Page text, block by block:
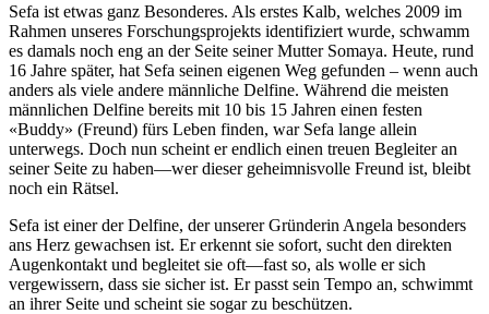
Sefa ist etwas ganz Besonderes. Als erstes Kalb, welches 2009 im
Rahmen unseres Forschungsprojekts identifiziert wurde, schwamm
es damals noch eng an der Seite seiner Mutter Somaya. Heute, rund
16 Jahre später, hat Sefa seinen eigenen Weg gefunden – wenn auch
anders als viele andere männliche Delfine. Während die meisten
männlichen Delfine bereits mit 10 bis 15 Jahren einen festen
«Buddy» (Freund) fürs Leben finden, war Sefa lange allein
unterwegs. Doch nun scheint er endlich einen treuen Begleiter an
seiner Seite zu haben—wer dieser geheimnisvolle Freund ist, bleibt
noch ein Rätsel.
Sefa ist einer der Delfine, der unserer Gründerin Angela besonders
ans Herz gewachsen ist. Er erkennt sie sofort, sucht den direkten
Augenkontakt und begleitet sie oft—fast so, als wolle er sich
vergewissern, dass sie sicher ist. Er passt sein Tempo an, schwimmt
an ihrer Seite und scheint sie sogar zu beschützen.